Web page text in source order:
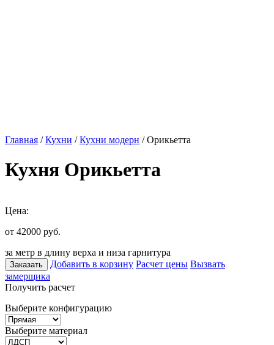
Главная /Кухни /Кухни модерн / Орикьетта
Кухня Орикьетта
Цена:
от 42000 руб.
за метр в длину верха и низа гарнитура
Заказать Добавить в корзину Расчет цены Вызвать
замерщика
Получить расчет
Выберите конфигурацию
Выберите материал